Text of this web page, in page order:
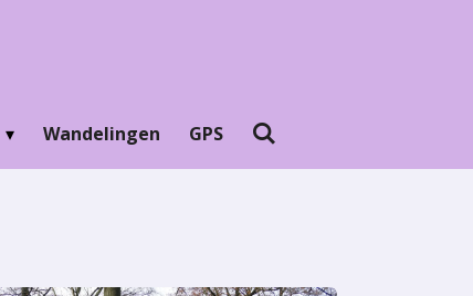
Wandelingen GPS